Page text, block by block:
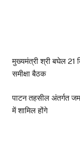
मुख्यमंत्री श्री बघेल 21
समीक्षा बैठक
पाटन तहसील अंतर्गत
में शामिल होंगे